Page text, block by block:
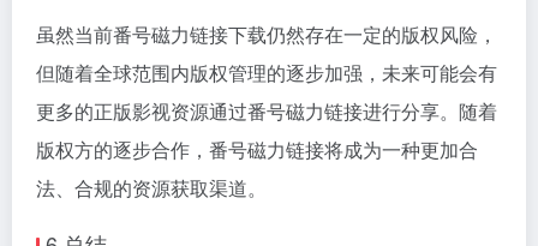
虽然当前番号磁力链接下载仍然存在一定的版权风险，
但随着全球范围内版权管理的逐步加强，未来可能会有
更多的正版影视资源通过番号磁力链接进行分享。随着
版权方的逐步合作，番号磁力链接将成为一种更加合
法、合规的资源获取渠道。